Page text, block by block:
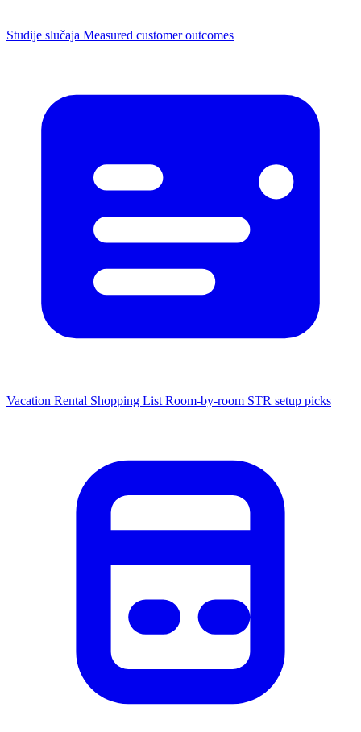
Studije slučaja Measured customer outcomes
Vacation Rental Shopping List Room-by-room STR setup picks